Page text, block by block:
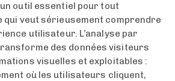
outil essentiel pour tout
veut sérieusement comprendre
utilisateur. L’analyse par
des données visiteurs
visuelles et exploitables :
où les utilisateurs cliquent,